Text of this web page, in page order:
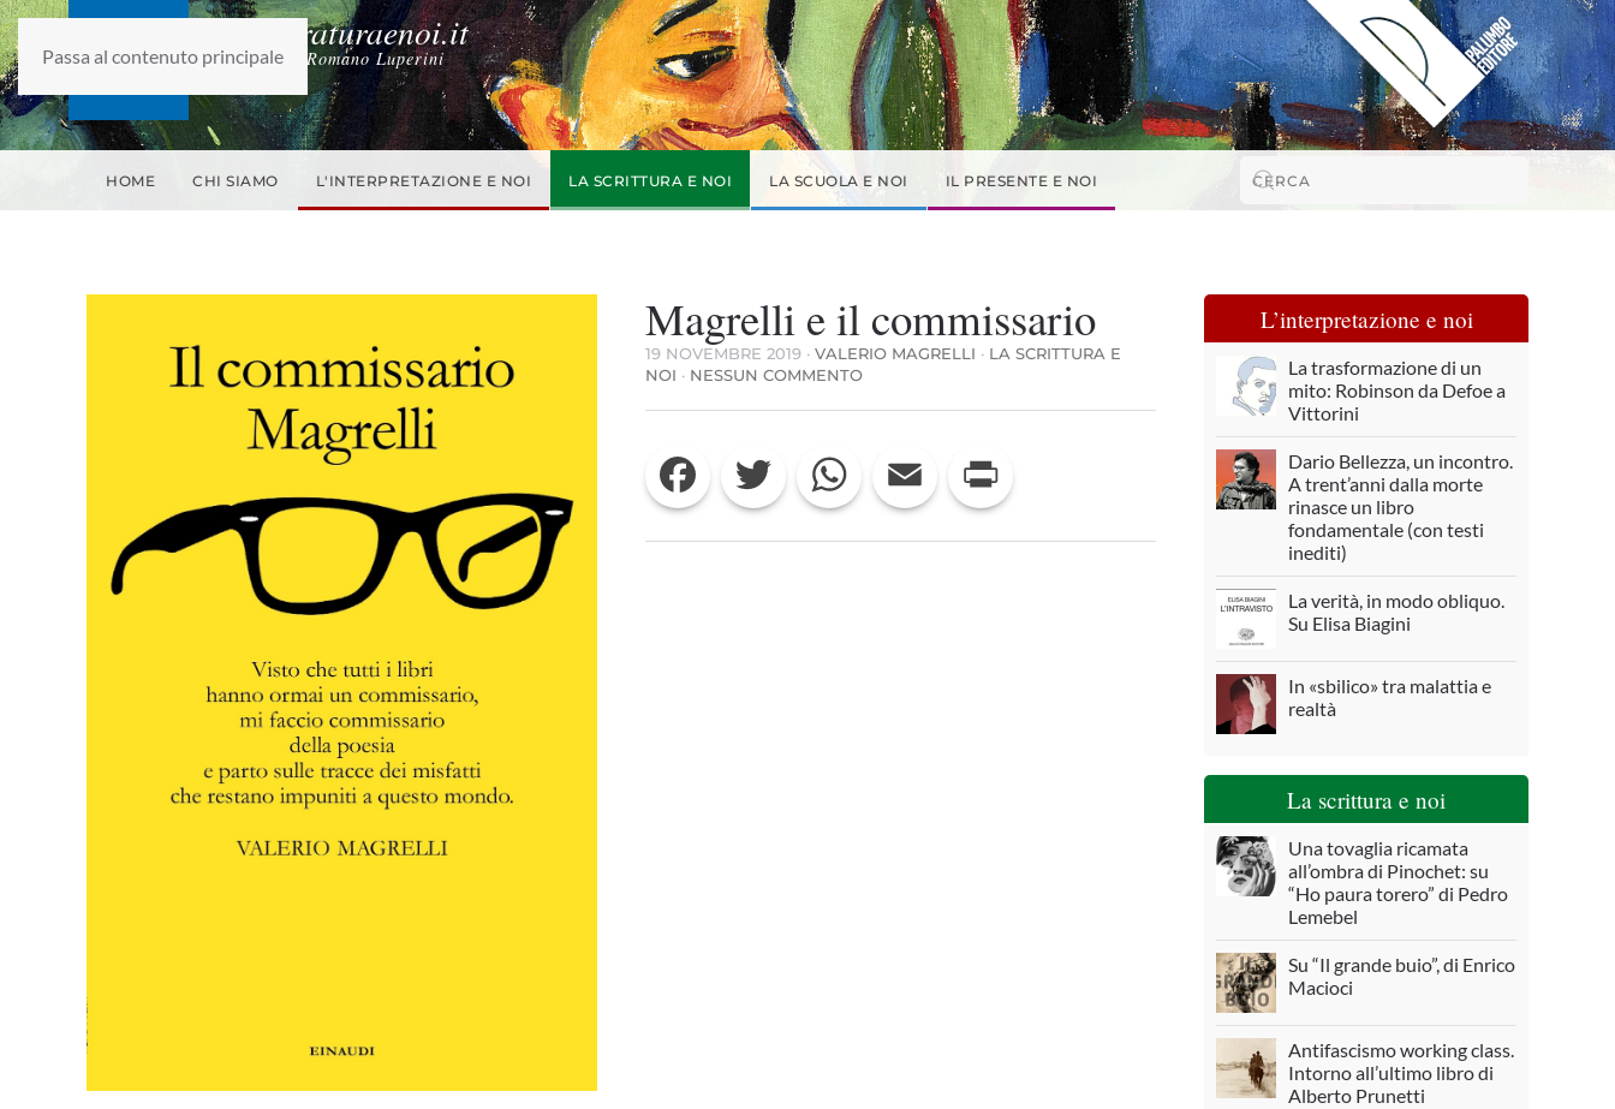
Passa al contenuto principale
laletteraturaenoi.it
fondato da Romano Luperini
HOME CHI SIAMO L'INTERPRETAZIONE E NOI LA SCRITTURA E NOI LA SCUOLA E NOI IL PRESENTE E NOI
Magrelli e il commissario
19 NOVEMBRE 2019 · VALERIO MAGRELLI · LA SCRITTURA E
NOI · NESSUN COMMENTOSU
E
COMMISSARIO
Facebook Twitter WhatsApp Email
L’interpretazione e noi
La trasformazione di un
mito: Robinson da Defoe a
Vittorini
Dario Bellezza, un incontro.
A trent’anni dalla morte
rinasce un libro
fondamentale (con testi
inediti)
La verità, in modo obliquo.
Su Elisa Biagini
In «sbilico» tra malattia e
realtà
La scrittura e noi
Una tovaglia ricamata
all’ombra di Pinochet: su
“Ho paura torero” di Pedro
Lemebel
Su “Il grande buio”, di Enrico
Macioci
Antifascismo working class.
Intorno all’ultimo libro di
Alberto Prunetti